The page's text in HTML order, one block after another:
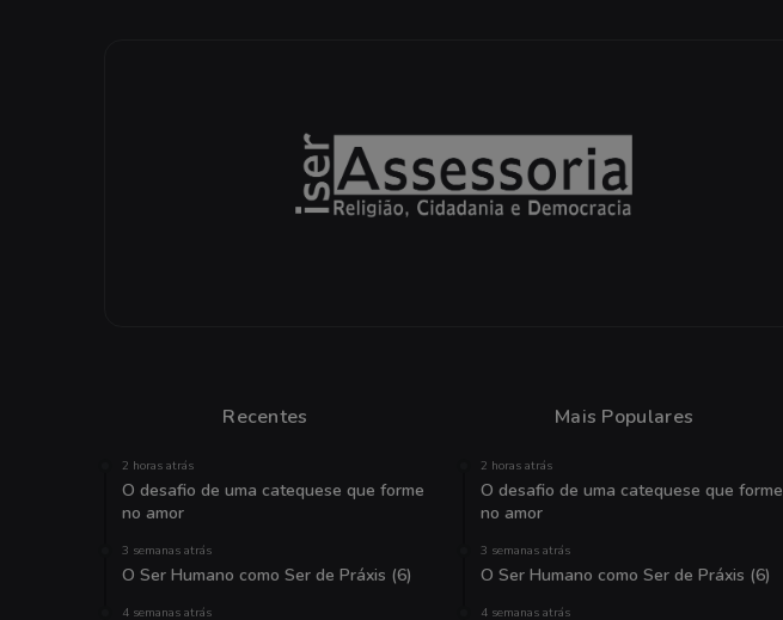
Recentes
2 horas atrás
O desafio de uma catequese que forme
no amor
3 semanas atrás
O Ser Humano como Ser de Práxis (6)
4 semanas atrás
Mais Populares
2 horas atrás
O desafio de uma catequese que forme
no amor
3 semanas atrás
O Ser Humano como Ser de Práxis (6)
4 semanas atrás